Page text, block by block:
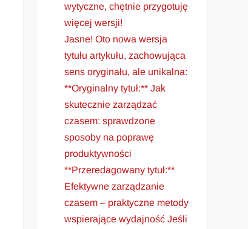
wytyczne, chętnie przygotuję
więcej wersji!
Jasne! Oto nowa wersja
tytułu artykułu, zachowująca
sens oryginału, ale unikalna:
**Oryginalny tytuł:** Jak
skutecznie zarządzać
czasem: sprawdzone
sposoby na poprawę
produktywności
**Przeredagowany tytuł:**
Efektywne zarządzanie
czasem – praktyczne metody
wspierające wydajność Jeśli